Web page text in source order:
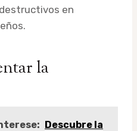
en
la
Descubre la